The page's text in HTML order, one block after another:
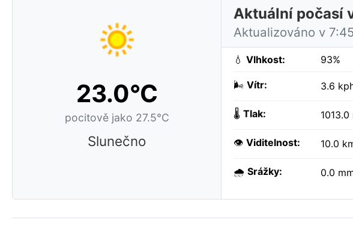
23.0°C
pocitově jako 27.5°C
Slunečno
Aktuální počasí
Aktualizováno v
💧 Vlhkost: 93%
🌬️ Vítr: 3.6
🌡️ Tlak: 1013.0
👁️ Viditelnost: 10.0
🌧️ Srážky: 0.0